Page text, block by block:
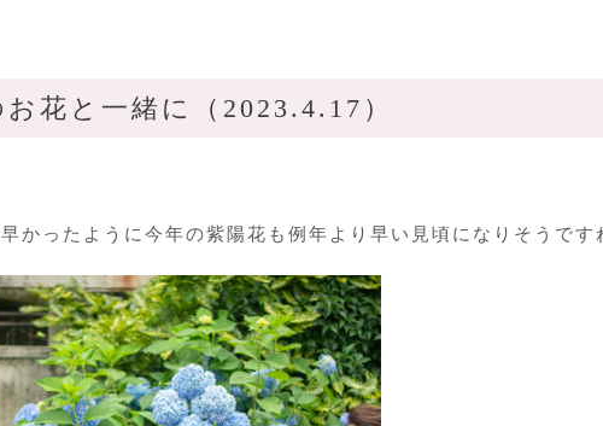
花と一緒に（2023.4.17）
かったように今年の紫陽花も例年より早い見頃になりそうです